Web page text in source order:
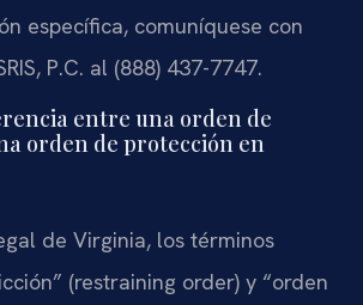
específica, comuníquese con
P.C. al (888) 437-7747.
entre una orden de
orden de protección en
de Virginia, los términos
(restraining order) y “orden